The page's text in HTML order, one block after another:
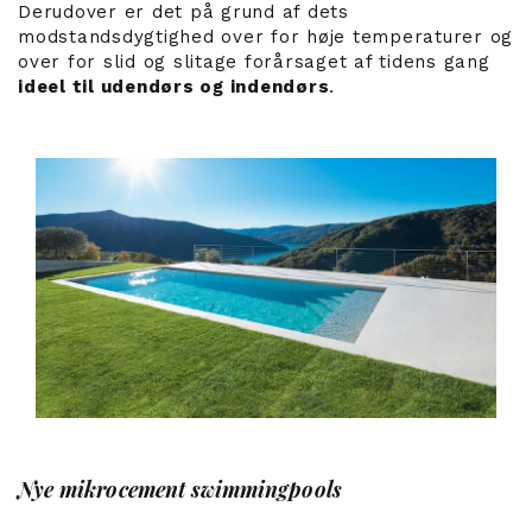
Derudover er det på grund af dets
modstandsdygtighed over for høje temperaturer og
over for slid og slitage forårsaget af tidens gang
ideel til udendørs og indendørs.
Nye mikrocement swimmingpools